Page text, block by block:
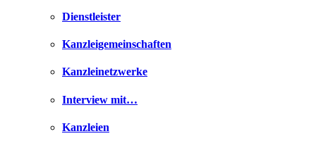
Dienstleister
Kanzleigemeinschaften
Kanzleinetzwerke
Interview mit…
Kanzleien